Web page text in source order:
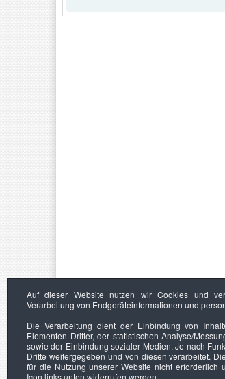
Auf dieser Website nutzen wir Cookies und
Verarbeitung von Endgeräteinformationen und
Die Verarbeitung dient der Einbindung von
Elementen Dritter, der statistischen Analyse/
sowie der Einbindung sozialer Medien. Je nach
Dritte weitergegeben und von diesen verarbeitet.
für die Nutzung unserer Website nicht erforderlich
Icon links unten widerrufen werden.